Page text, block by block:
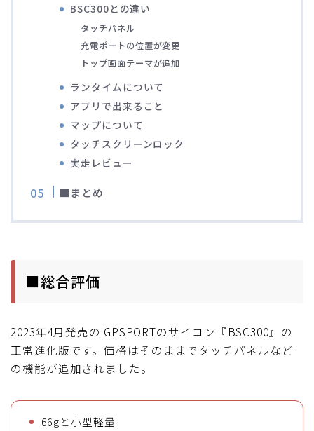
ブルベレポート2016
ブルべレポート2015
ブルべレポート2014
ブルべレポート2013
ブルべレポート2012
BSC300との違い
タッチパネル
充電ポートの位置が変更
トップ画面テーマが追加
ランタイムについて
アプリで出来ること
マップについて
タッチスクリーンロック
実走レビュー
■まとめ
■総合評価
2023年4月発売のiGPSPORTのサイコン『BSC300』の
正常進化版です。価格はそのままでタッチパネルなど
の機能が追加されました。
66gと小型軽量